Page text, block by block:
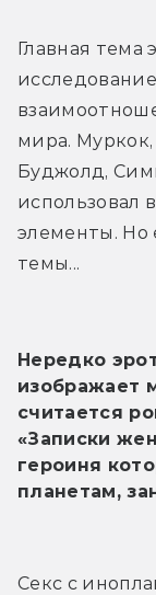
Главная
мира. Муркок,
Буджолд,
использовал
элементы. Но
темы...
Нередко
изображает
считается
«Записки
героиня
планетам,
Секс с